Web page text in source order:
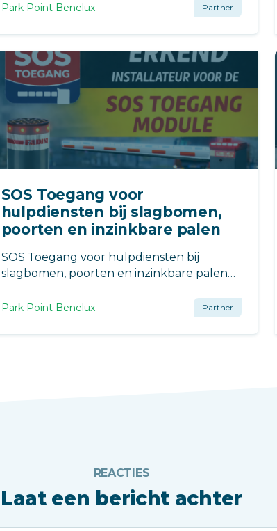
Park Point Benelux Partner
SOS Toegang voor
hulpdiensten bij slagbomen,
poorten en inzinkbare palen
SOS Toegang voor hulpdiensten bij
slagbomen, poorten en inzinkbare palen
ambulance en politie bij noodsituaties.
Parkpoint is installateur van de SOS
module.
Park Point Benelux Partner
REACTIES
Laat een bericht achter